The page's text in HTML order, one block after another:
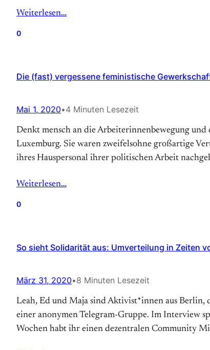
Weiterlesen…
0
Die (fast) vergessene feministische
Mai 1, 2020•4 Minuten Lesezeit
Denkt mensch an die Arbeiterinnenbewegung
Luxemburg. Sie waren zweifelsohne großartige
ihres Hauspersonal ihrer politischen Arbeit
Weiterlesen…
0
So sieht Solidarität aus: Umverteilung in Zeiten
März 31, 2020•8 Minuten Lesezeit
Leah, Ed und Maja sind Aktivist*innen aus
einer anonymen Telegram-Gruppe. Im Interview
Wochen habt ihr einen dezentralen Community